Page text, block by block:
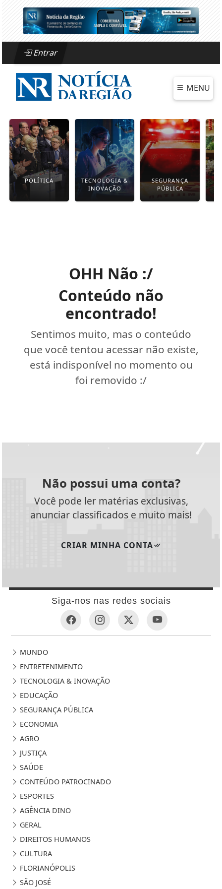
Entrar
MENU
POLÍTICA
TECNOLOGIA &
INOVAÇÃO
SEGURANÇA
PÚBLICA
OHH Não :/
Conteúdo não
encontrado!
Sentimos muito, mas o conteúdo
que você tentou acessar não existe,
está indisponível no momento ou
foi removido :/
Não possui uma conta?
Você pode ler matérias exclusivas,
anunciar classificados e muito mais!
CRIAR MINHA CONTA
Siga-nos nas redes sociais
MUNDO
ENTRETENIMENTO
TECNOLOGIA & INOVAÇÃO
EDUCAÇÃO
SEGURANÇA PÚBLICA
ECONOMIA
AGRO
JUSTIÇA
SAÚDE
CONTEÚDO PATROCINADO
ESPORTES
AGÊNCIA DINO
GERAL
DIREITOS HUMANOS
CULTURA
FLORIANÓPOLIS
SÃO JOSÉ